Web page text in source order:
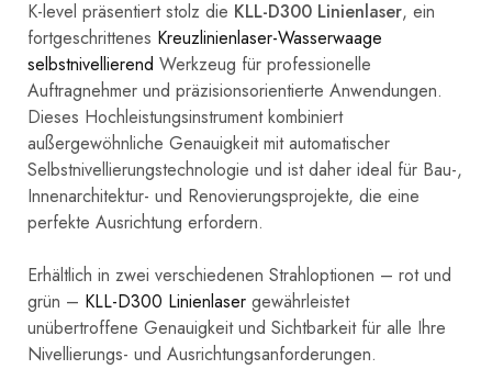
K-level präsentiert stolz die KLL-D300 Linienlaser, ein
fortgeschrittenes Kreuzlinienlaser-Wasserwaage
selbstnivellierend Werkzeug für professionelle
Auftragnehmer und präzisionsorientierte Anwendungen.
Dieses Hochleistungsinstrument kombiniert
außergewöhnliche Genauigkeit mit automatischer
Selbstnivellierungstechnologie und ist daher ideal für Bau-,
Innenarchitektur- und Renovierungsprojekte, die eine
perfekte Ausrichtung erfordern.
Erhältlich in zwei verschiedenen Strahloptionen – rot und
grün – KLL-D300 Linienlaser gewährleistet
unübertroffene Genauigkeit und Sichtbarkeit für alle Ihre
Nivellierungs- und Ausrichtungsanforderungen.